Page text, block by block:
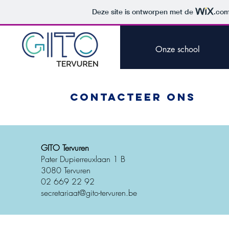
Deze site is ontworpen met de
Onze school
CONTACTEER ONS
GITO Tervuren
Pater Dupierreuxlaan 1 B
3080 Tervuren
02 669 22 92
secretariaat@gito-tervuren.be